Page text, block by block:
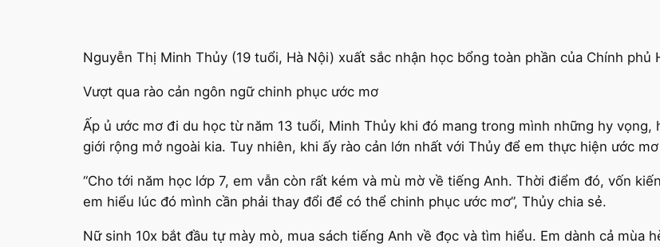
Nguyễn Thị Minh Thủy (19 tuổi, Hà Nội) xuất sắc nhận học bổng toàn phần của Chính
Vượt qua rào cản ngôn ngữ chinh phục ước mơ
Ấp ủ ước mơ đi du học từ năm 13 tuổi, Minh Thủy khi đó mang trong mình những hy
giới rộng mở ngoài kia. Tuy nhiên, khi ấy rào cản lớn nhất với Thủy để em thực hiện ước
“Cho tới năm học lớp 7, em vẫn còn rất kém và mù mờ về tiếng Anh. Thời điểm đó, vốn
em hiểu lúc đó mình cần phải thay đổi để có thể chinh phục ước mơ”, Thủy chia sẻ.
Nữ sinh 10x bắt đầu tự mày mò, mua sách tiếng Anh về đọc và tìm hiểu. Em dành cả mùa